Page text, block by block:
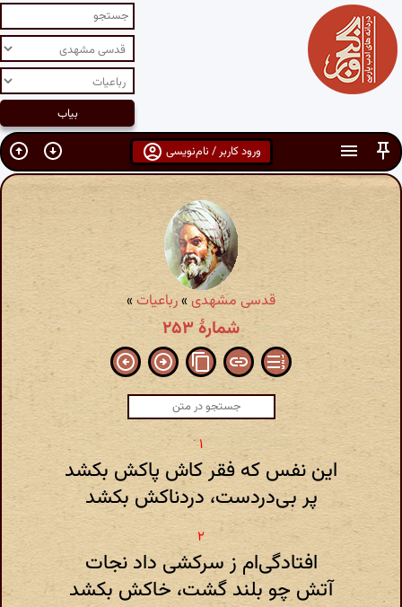
ورود کاربر / نام‌نویسی
قدسی مشهدی»رباعیات»
شمارهٔ ۲۵۳
این نفس که فقر کاش پاکش بکشد
پر بی‌دردست، دردناکش بکشد
افتادگی‌ام ز سرکشی داد نجات
آتش چو بلند گشت، خاکش بکشد